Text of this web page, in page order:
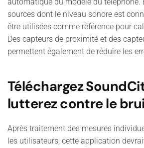
sources dont le niveau sonore est
être utilisées comme référence pour
Des capteurs de proximité et des
permettent également de réduire les
Téléchargez
lutterez contre le
Après traitement des mesures
les utilisateurs, cette application